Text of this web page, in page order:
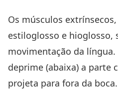
Os músculos
estiloglosso e hioglosso,
movimentação da
deprime (abaixa) a parte
projeta para fora da